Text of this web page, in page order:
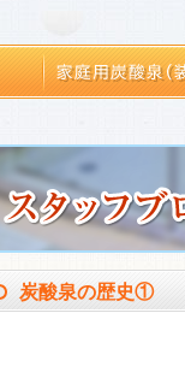
炭酸泉の歴史①